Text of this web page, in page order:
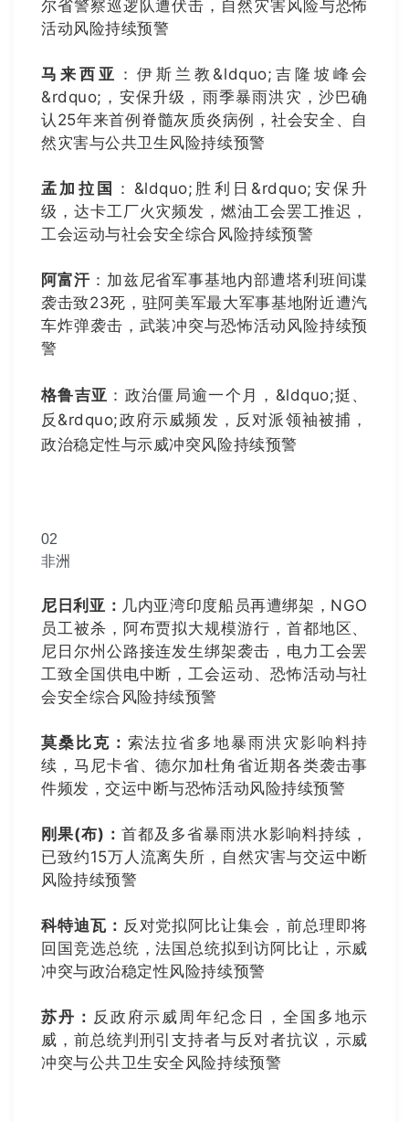
尔省警察巡逻队遭伏击，自然灾害风险与恐怖
活动风险持续预警
马来西亚 ：伊斯兰教&ldquo;吉隆坡峰会
&rdquo;，安保升级，雨季暴雨洪灾，沙巴确
认25年来首例脊髓灰质炎病例，社会安全、自
然灾害与公共卫生风险持续预警
孟加拉国
：&ldquo;胜利日&rdquo;安保升
级，达卡工厂火灾频发，燃油工会罢工推迟，
工会运动与社会安全综合风险持续预警
阿富汗：加兹尼省军事基地内部遭塔利班间谍
袭击致23死，驻阿美军最大军事基地附近遭汽
车炸弹袭击，武装冲突与恐怖活动风险持续预
警
格鲁吉亚 ：政治僵局逾一个月，&ldquo;挺、
反&rdquo;政府示威频发，反对派领袖被捕，
政治稳定性与示威冲突风险持续预警
02
非洲
尼日利亚： 几内亚湾印度船员再遭绑架，NGO
员工被杀，阿布贾拟大规模游行，首都地区、
尼日尔州公路接连发生绑架袭击，电力工会罢
工致全国供电中断，工会运动、恐怖活动与社
会安全综合风险持续预警
莫桑比克： 索法拉省多地暴雨洪灾影响料持
续，马尼卡省、德尔加杜角省近期各类袭击事
件频发，交运中断与恐怖活动风险持续预警
刚果(布)：首都及多省暴雨洪水影响料持续，
已致约15万人流离失所，自然灾害与交运中断
风险持续预警
科特迪瓦： 反对党拟阿比让集会，前总理即将
回国竞选总统，法国总统拟到访阿比让，示威
冲突与政治稳定性风险持续预警
苏丹： 反政府示威周年纪念日，全国多地示
威，前总统判刑引支持者与反对者抗议，示威
冲突与公共卫生安全风险持续预警